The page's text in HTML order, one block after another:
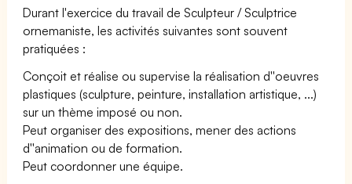
Durant l'exercice du travail de Sculpteur / Sculptrice
ornemaniste, les activités suivantes sont souvent
pratiquées :
Conçoit et réalise ou supervise la réalisation d''oeuvres
plastiques (sculpture, peinture, installation artistique, ...)
sur un thème imposé ou non.
Peut organiser des expositions, mener des actions
d''animation ou de formation.
Peut coordonner une équipe.